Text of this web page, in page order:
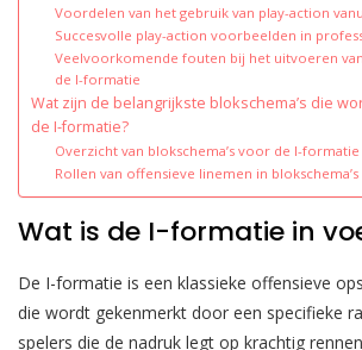
Voordelen van het gebruik van play-action
Succesvolle play-action voorbeelden in
Veelvoorkomende fouten bij het uitvoeren
de I-formatie
Wat zijn de belangrijkste blokschema’s die
de I-formatie?
Overzicht van blokschema’s voor de I-formatie
Rollen van offensieve linemen in blokschema’s
Wat is de I-formatie in
De I-formatie is een klassieke offensieve
die wordt gekenmerkt door een specifieke
spelers die de nadruk legt op krachtig